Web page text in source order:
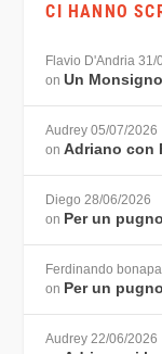
CI HANNO
Flavio D'Andria 31/
onUn
Audrey 05/07/2026
onAdriano con
Diego 28/06/2026
on Per un
Ferdinando
on Per un
Audrey 22/06/2026